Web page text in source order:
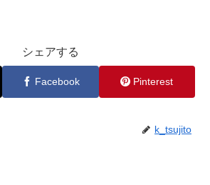
シェアする
Facebook Pinterest
k_tsujito